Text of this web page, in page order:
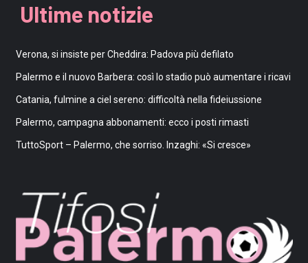
Ultime notizie
Verona, si insiste per Cheddira: Padova più defilato
Palermo e il nuovo Barbera: così lo stadio può aumentare i ricavi
Catania, fulmine a ciel sereno: difficoltà nella fideiussione
Palermo, campagna abbonamenti: ecco i posti rimasti
TuttoSport – Palermo, che sorriso. Inzaghi: «Si cresce»